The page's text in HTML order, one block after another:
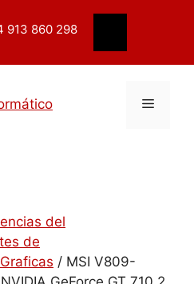
913 860 298
Menú
del
de
/ MSI V809-